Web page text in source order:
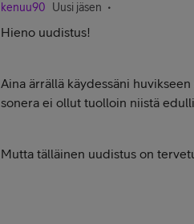
kenuu90 Uusi jäsen
Hieno uudistus!
Aina ärrällä käydessäni
sonera ei ollut tuolloin niistä
Mutta tälläinen uudistus on